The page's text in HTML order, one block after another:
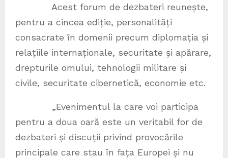
Acest forum de dezbateri reunește,
pentru a cincea ediție, personalități
consacrate în domenii precum diplomația și
relațiile internaționale, securitate și apărare,
drepturile omului, tehnologii militare și
civile, securitate cibernetică, economie etc.
„Evenimentul la care voi participa
pentru a doua oară este un veritabil for de
dezbateri și discuții privind provocările
principale care stau în fața Europei și nu